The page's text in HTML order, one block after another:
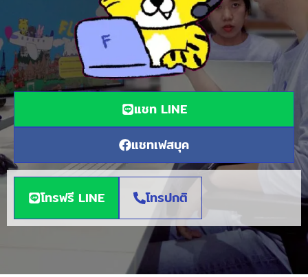
แชท LINE
แชทเฟสบุค
โทรฟรี LINE โทรปกติ